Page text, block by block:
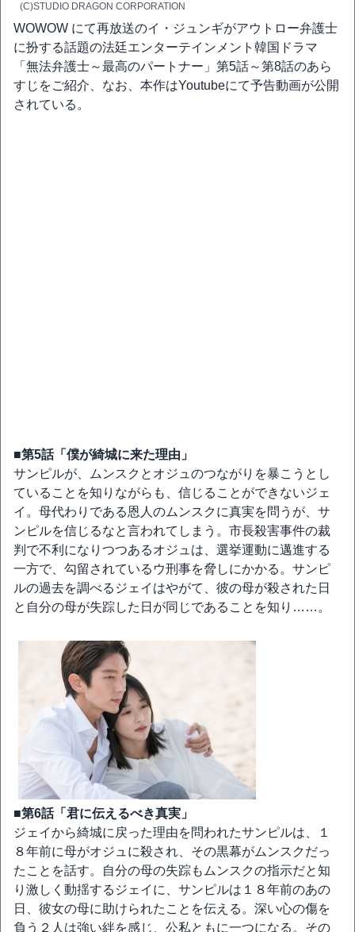
(C)STUDIO DRAGON CORPORATION
WOWOW にて再放送のイ・ジュンギがアウトロー弁護士
に扮する話題の法廷エンターテインメント韓国ドラマ
「無法弁護士～最高のパートナー」第5話～第8話のあら
すじをご紹介、なお、本作はYoutubeにて予告動画が公開
されている。
■第5話「僕が綺城に来た理由」
サンピルが、ムンスクとオジュのつながりを暴こうとし
ていることを知りながらも、信じることができないジェ
イ。母代わりである恩人のムンスクに真実を問うが、サ
ンピルを信じるなと言われてしまう。市長殺害事件の裁
判で不利になりつつあるオジュは、選挙運動に邁進する
一方で、勾留されているウ刑事を脅しにかかる。サンピ
ルの過去を調べるジェイはやがて、彼の母が殺された日
と自分の母が失踪した日が同じであることを知り……。
■第6話「君に伝えるべき真実」
ジェイから綺城に戻った理由を問われたサンピルは、１
８年前に母がオジュに殺され、その黒幕がムンスクだっ
たことを話す。自分の母の失踪もムンスクの指示だと知
り激しく動揺するジェイに、サンピルは１８年前のあの
日、彼女の母に助けられたことを伝える。深い心の傷を
負う２人は強い絆を感じ、公私ともに一つになる。その